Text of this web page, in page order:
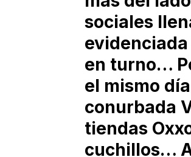
sociales
en turno…
el mismo
conurbada
tiendas
cuchillos…